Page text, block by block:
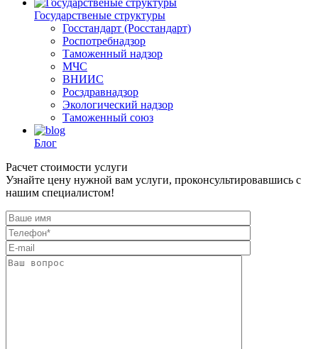
Государственые структуры
Госстандарт (Росстандарт)
Роспотребнадзор
Таможенный надзор
МЧС
ВНИИС
Росздравнадзор
Экологический надзор
Таможенный союз
Блог
Расчет стоимости услуги
Узнайте цену нужной вам услуги, проконсультировавшись с
нашим специалистом!